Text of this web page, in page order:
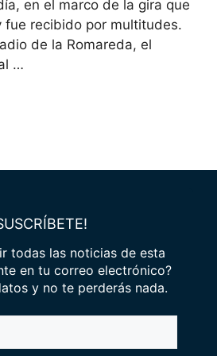
en el marco de la gira que
fue recibido por multitudes.
de la Romareda, el
…
todas las noticias de esta
en tu correo electrónico?
y no te perderás nada.